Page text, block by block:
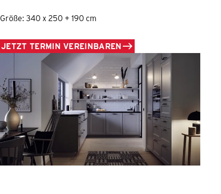
Größe: 340 x 250 + 190 cm
JETZT TERMIN VEREINBAREN